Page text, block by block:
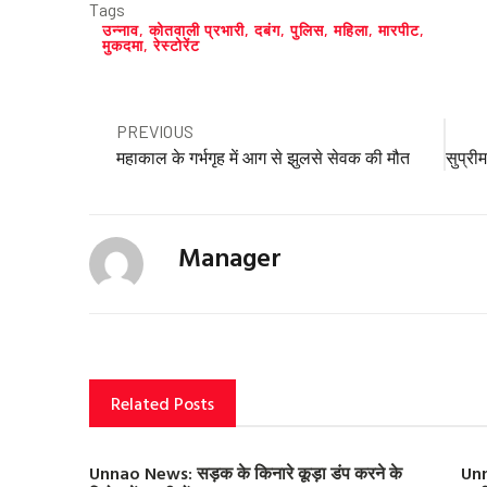
Tags
उन्नाव,कोतवाली प्रभारी,दबंग,पुलिस,महिला,मारपीट,
मुकदमा,रेस्टोरेंट
Prev
PREVIOUS
महाकाल के गर्भगृह में आग से झुलसे सेवक की मौत
Manager
Related Posts
Unnao News: सड़क के किनारे कूड़ा डंप करने के